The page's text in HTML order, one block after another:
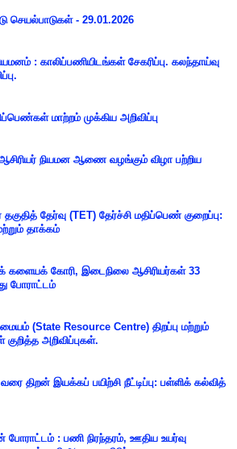
செயல்பாடுகள் - 29.01.2026
: காலிப்பணியிடங்கள் சேகரிப்பு. கலந்தாய்வு
மாற்றம் முக்கிய அறிவிப்பு
ஆசிரியர் நியமன ஆணை வழங்கும் விழா பற்றிய
தேர்வு (TET) தேர்ச்சி மதிப்பெண் குறைப்பு:
தாக்கம்
களையக் கோரி, இடைநிலை ஆசிரியர்கள் 33
போராட்டம்
(State Resource Centre) திறப்பு மற்றும்
குறித்த அறிவிப்புகள்.
திறன் இயக்கப் பயிற்சி நீட்டிப்பு: பள்ளிக் கல்வித்
போராட்டம் : பணி நிரந்தரம், ஊதிய உயர்வு